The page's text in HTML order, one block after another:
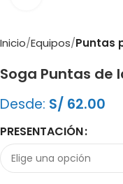
Inicio Equipos Puntas
Soga Puntas de
Desde: S/ 62.00
PRESENTACIÓN